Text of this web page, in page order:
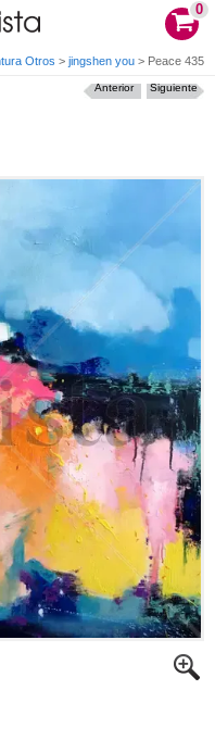
0
Otros > jingshen you > Peace 435
Siguiente
Anterior